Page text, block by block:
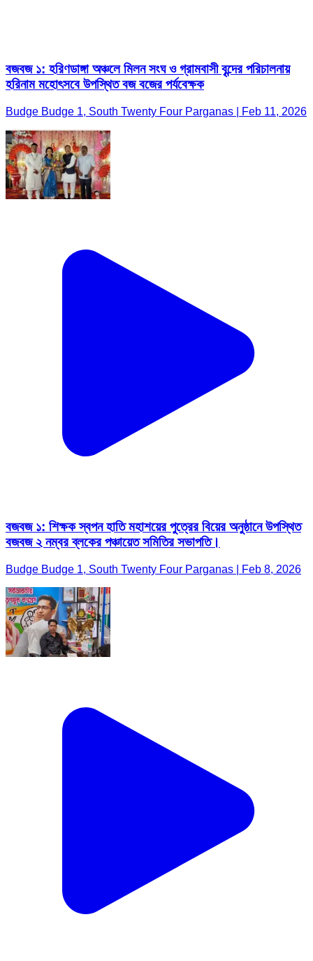
বজবজ ১: হরিণডাঙ্গা অঞ্চলে মিলন সংঘ ও গ্রামবাসী বৃন্দের পরিচালনায়
হরিনাম মহোৎসবে উপস্থিত বজ বজের পর্যবেক্ষক
Budge Budge 1, South Twenty Four Parganas | Feb 11, 2026
বজবজ ১: শিক্ষক স্বপন হাতি মহাশয়ের পুত্রের বিয়ের অনুষ্ঠানে উপস্থিত
বজবজ ২ নম্বর ব্লকের পঞ্চায়েত সমিতির সভাপতি।
Budge Budge 1, South Twenty Four Parganas | Feb 8, 2026